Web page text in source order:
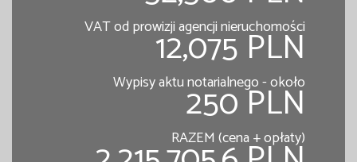
VAT od prowizji agencji nieruchomości
12,075 PLN
Wypisy aktu notarialnego - około
250 PLN
RAZEM (cena + opłaty)